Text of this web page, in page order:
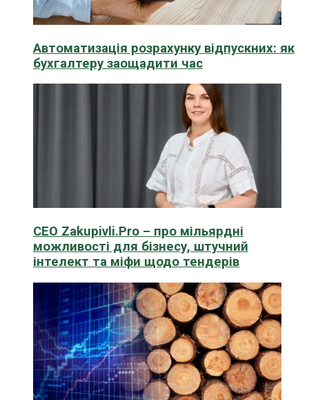
Автоматизація розрахунку відпускних: як
бухгалтеру заощадити час
CEO Zakupivli.Pro – про мільярдні
можливості для бізнесу, штучний
інтелект та міфи щодо тендерів